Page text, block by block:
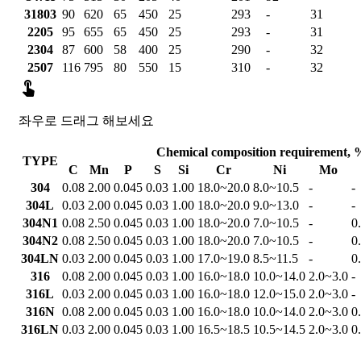
31803 90 620 65 450 25 293 -
31
2205
95 655 65 450 25 293 -
31
2304
87 600 58 400 25 290 -
32
2507
116 795 80 550 15 310 - 32

좌우로 드래그 해보세요
TYPE
Chemical composition requirement,
C
Mn P S Si Cr Ni
Mo
304
0.08 2.00 0.045 0.03 1.00 18.0~20.0 8.0~10.5 -
-
304L
0.03 2.00 0.045 0.03 1.00 18.0~20.0 9.0~13.0 -
-
304N1 0.08 2.50 0.045 0.03 1.00 18.0~20.0 7.0~10.5 -
304N2 0.08 2.50 0.045 0.03 1.00 18.0~20.0 7.0~10.5 -
304LN 0.03 2.00 0.045 0.03 1.00 17.0~19.0 8.5~11.5 -
316
0.08 2.00 0.045 0.03 1.00 16.0~18.0 10.0~14.0 2.0~3.0 -
316L
0.03 2.00 0.045 0.03 1.00 16.0~18.0 12.0~15.0 2.0~3.0 -
316N 0.08 2.00 0.045 0.03 1.00 16.0~18.0 10.0~14.0 2.0~3.0
316LN 0.03 2.00 0.045 0.03 1.00 16.5~18.5 10.5~14.5 2.0~3.0